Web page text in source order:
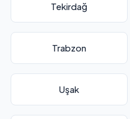
Tekirdağ
Trabzon
Uşak